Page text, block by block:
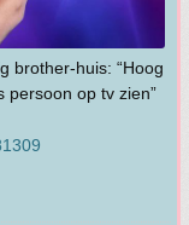
brother-huis: “Hoog
persoon op tv zien”